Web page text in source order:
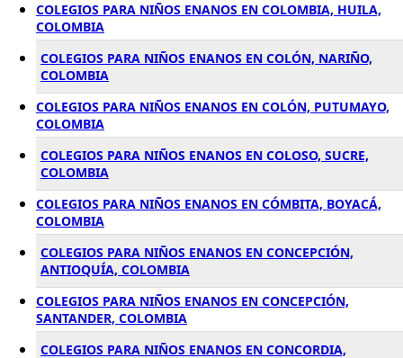
COLEGIOS PARA NIÑOS ENANOS EN COLOMBIA, HUILA,
COLOMBIA
COLEGIOS PARA NIÑOS ENANOS EN COLÓN, NARIÑO,
COLOMBIA
COLEGIOS PARA NIÑOS ENANOS EN COLÓN, PUTUMAYO,
COLOMBIA
COLEGIOS PARA NIÑOS ENANOS EN COLOSO, SUCRE,
COLOMBIA
COLEGIOS PARA NIÑOS ENANOS EN CÓMBITA, BOYACÁ,
COLOMBIA
COLEGIOS PARA NIÑOS ENANOS EN CONCEPCIÓN,
ANTIOQUÍA, COLOMBIA
COLEGIOS PARA NIÑOS ENANOS EN CONCEPCIÓN,
SANTANDER, COLOMBIA
COLEGIOS PARA NIÑOS ENANOS EN CONCORDIA,